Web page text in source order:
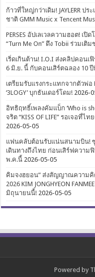
ก้าวที่ใหญ่กว่าเดิม! JAYLERR ปร
ชาติ GMM Music x Tencent
PERSES อัปเลเวลความฮอต!
“Turn Me On” ดึง Tobii ร่วมเติ
เริ่ดเกินต้าน! I.O.I ส่งคลิปคอนเ
6 มิ.ย. นี้ กับคอนเสิร์ตฉลอง 10
เตรียมรับแรงกระแทกจากตัวพ่
‘3LOGY’ บุกธันเดอร์โดม! 2026-
อิทธิฤทธิ์เพลงคัมแบ็ก ‘Who is
จริต “KISS OF LIFE” รอเจอที่ไท
2026-05-05
แฟนคลับต้อนรับแน่นสนามบิน! ซู
เดินทางถึงไทย ก่อนเสิร์ฟความฟิ
พ.ค.นี้ 2026-05-05
คิมจงฮยอน” ส่งสัญญาณความคิ
2026 KIM JONGHYEON
มิถุนายนนี้! 2026-05-05
Powered by